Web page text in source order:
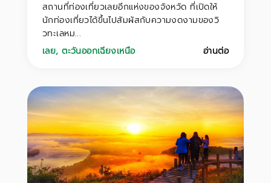
สถานที่ท่องเที่ยวเลยอีกแห่งของจังหวัด ที่เปิดให้
นักท่องเที่ยวได้ขึ้นไปสัมผัสกับความงดงามของวิ
วทะเลหม...
เลย,ตะวันออกเฉียงเหนือ อ่านต่อ